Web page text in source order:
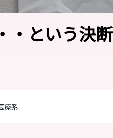
・という決断
療系